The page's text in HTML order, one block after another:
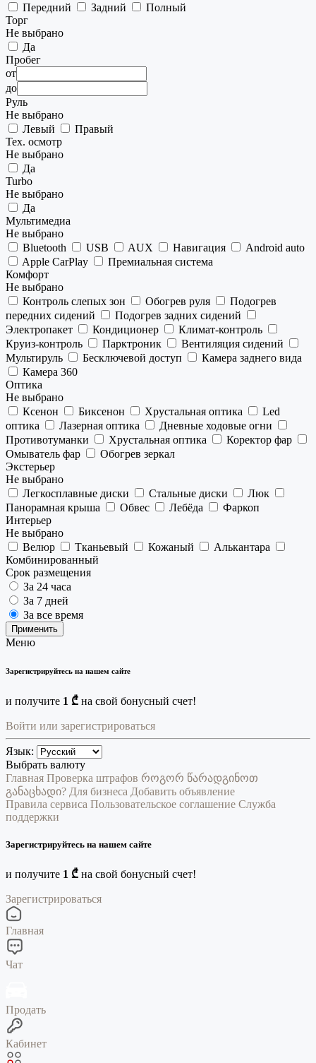
Передний
Задний
Полный
Торг
Не выбрано
Да
Пробег
от
до
Руль
Не выбрано
Левый
Правый
Тех. осмотр
Не выбрано
Да
Turbo
Не выбрано
Да
Мультимедиа
Не выбрано
Bluetooth
USB AUX Навигация
Android auto
Apple CarPlay
Премиальная система
Комфорт
Не выбрано
Контроль слепых зон
Обогрев руля
Подогрев
передних сидений
Подогрев задних сидений
Электропакет
Кондиционер
Климат-контроль
Круиз-контроль
Парктроник
Вентиляция сидений
Мультируль
Бесключевой доступ
Камера заднего вида
Камера 360
Оптика
Не выбрано
Ксенон
Биксенон Хрустальная оптика
Led
оптика
Лазерная оптика
Дневные ходовые огни
Противотуманки
Хрустальная оптика
Коректор фар
Омыватель фар
Обогрев зеркал
Экстерьер
Не выбрано
Легкосплавные диски
Стальные диски
Люк
Панорамная крыша
Обвес Лебёда
Фаркоп
Интерьер
Не выбрано
Велюр
Тканьевый Кожаный
Алькантара
Комбинированный
Срок размещения
За 24 часа
За 7 дней
За все время
Применить
Меню
Зарегистрируйтесь на нашем сайте
и получите 1 ₾ на свой бонусный счет!
Войти или зарегистрироваться
Язык:
Выбрать валюту
Главная Проверка штрафов როგორ წარადგინოთ
განაცხადი? Для бизнеса Добавить объявление
Правила сервиса Пользовательское соглашение Служба
поддержки
Зарегистрируйтесь на нашем сайте
и получите 1 ₾ на свой бонусный счет!
Зарегистрироваться
Главная
Чат
Продать
Кабинет